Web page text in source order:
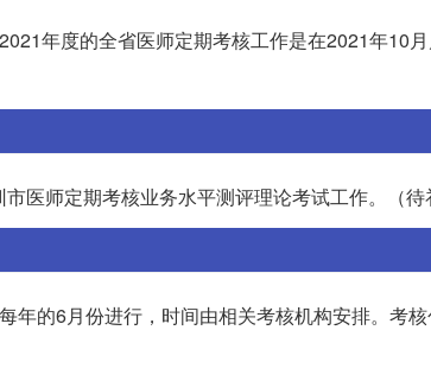
年度的全省医师定期考核工作是在2021年10
医师定期考核业务水平测评理论考试工作。（待
年的6月份进行，时间由相关考核机构安排。考